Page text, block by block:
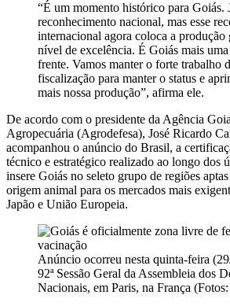
“É um momento histórico para Goiás.
reconhecimento nacional, mas esse
internacional agora coloca a produção
nível de excelência. É Goiás mais
frente. Vamos manter o forte trabalho
fiscalização para manter o status e
mais nossa produção”, afirma ele.
De acordo com o presidente da Agência
Agropecuária (Agrodefesa), José Ricardo
acompanhou o anúncio do Brasil, a
técnico e estratégico realizado ao longo dos
insere Goiás no seleto grupo de regiões
origem animal para os mercados mais
Japão e União Europeia.
Anúncio ocorreu nesta quinta-feira
92ª Sessão Geral da Assembleia dos
Nacionais, em Paris, na França